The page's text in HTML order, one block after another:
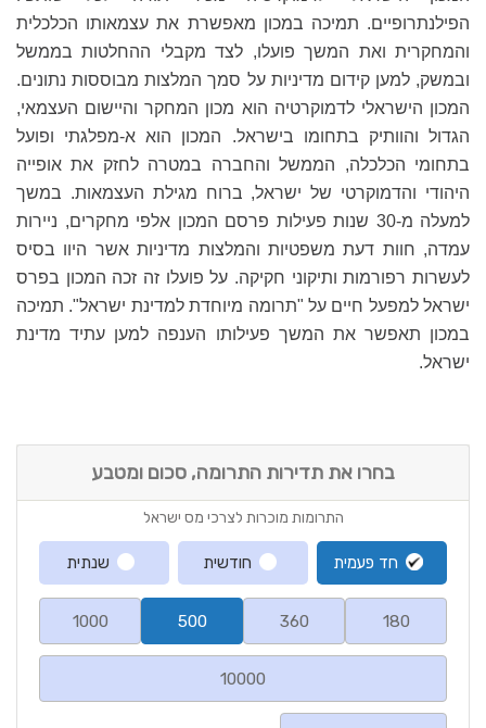
הפילנתרופיים. תמיכה במכון מאפשרת את עצמאותו הכלכלית
והמחקרית ואת המשך פועלו, לצד מקבלי ההחלטות בממשל
ובמשק, למען קידום מדיניות על סמך המלצות מבוססות נתונים.
המכון הישראלי לדמוקרטיה הוא מכון המחקר והיישום העצמאי,
הגדול והוותיק בתחומו בישראל. המכון הוא א-מפלגתי ופועל
בתחומי הכלכלה, הממשל והחברה במטרה לחזק את אופייה
היהודי והדמוקרטי של ישראל, ברוח מגילת העצמאות. במשך
למעלה מ-30 שנות פעילות פרסם המכון אלפי מחקרים, ניירות
עמדה, חוות דעת משפטיות והמלצות מדיניות אשר היוו בסיס
לעשרות רפורמות ותיקוני חקיקה. על פועלו זה זכה המכון בפרס
ישראל למפעל חיים על "תרומה מיוחדת למדינת ישראל". תמיכה
במכון תאפשר את המשך פעילותו הענפה למען עתיד מדינת
ישראל.